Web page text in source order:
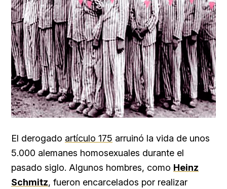
El derogado artículo 175 arruinó la vida de unos
5.000 alemanes homosexuales durante el
pasado siglo. Algunos hombres, como Heinz
Schmitz, fueron encarcelados por realizar